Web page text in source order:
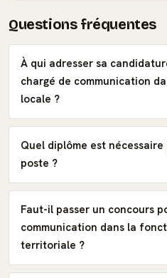
Questions fréquentes
À qui adresser sa
chargé de communication
locale ?
Quel diplôme est
poste ?
Faut-il passer un concours
communication dans la
territoriale ?